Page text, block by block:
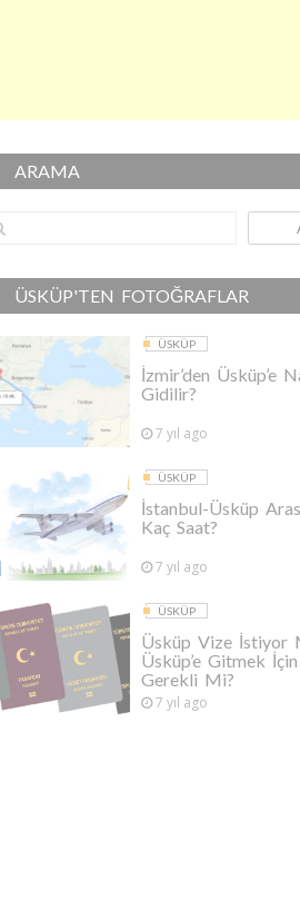
ARAMA
ÜSKÜP'TEN FOTOĞRAFLAR
ÜSKÜP
İzmir’den Üsküp’e
Gidilir?
7 yıl ago
ÜSKÜP
İstanbul-Üsküp
Kaç Saat?
7 yıl ago
ÜSKÜP
Üsküp Vize İstiyor
Üsküp’e Gitmek
Gerekli Mi?
7 yıl ago